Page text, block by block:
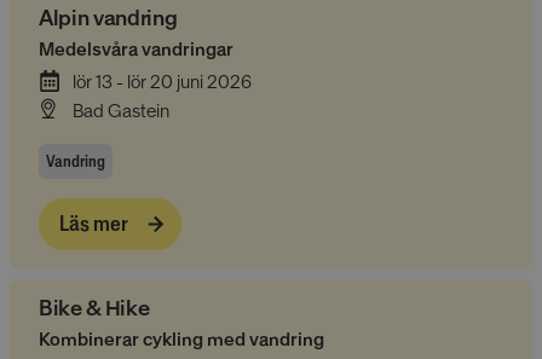
Alpin vandring
Medelsvåra vandringar
lör 13 - lör 20 juni 2026
Bad Gastein
Vandring
Läs mer
Bike & Hike
Kombinerar cykling med vandring